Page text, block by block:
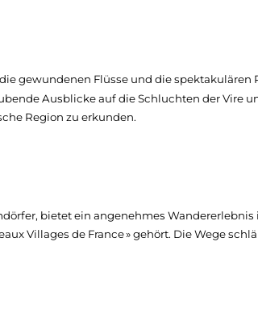
gewundenen Flüsse und die
Ausblicke auf die Schluchten der Vire
Region zu erkunden.
bietet ein angenehmes
Villages de France » gehört. Die Wege